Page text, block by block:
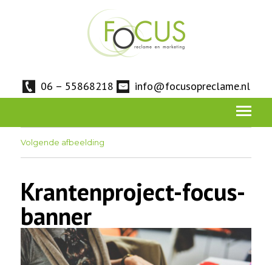
06 – 55868218 info@focusopreclame.nl
Volgende afbeelding
Krantenproject-focus-
banner